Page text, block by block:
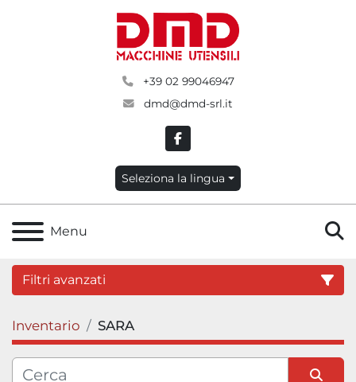
+39 02 99046947
dmd@dmd-srl.it
facebook
Seleziona la lingua
Menu
Filtri avanzati
Categoria
Condizione
Inventario SARA